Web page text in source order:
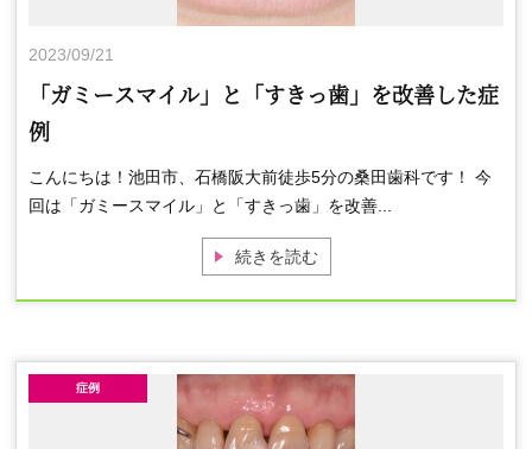
2023/09/21
「ガミースマイル」と「すきっ歯」を改善した症
例
こんにちは！池田市、石橋阪大前徒歩5分の桑田歯科です！ 今
回は「ガミースマイル」と「すきっ歯」を改善...
続きを読む
症例